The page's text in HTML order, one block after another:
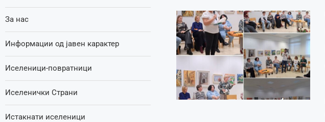
За нас
Информации од јавен карактер
Иселеници-повратници
Иселенички Страни
Истакнати иселеници